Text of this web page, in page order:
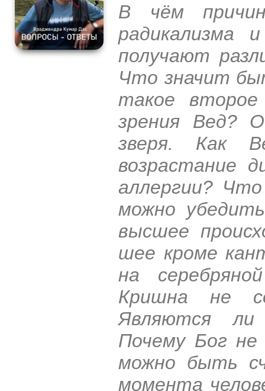
В чём
радикализма
получают
Что значит
такое
зрения Вед?
зверя. Как
возрастание
аллергии?
можно
высшее
шее кроме
на
Кришна не
Являются
Почему Бог
можно быть
момента